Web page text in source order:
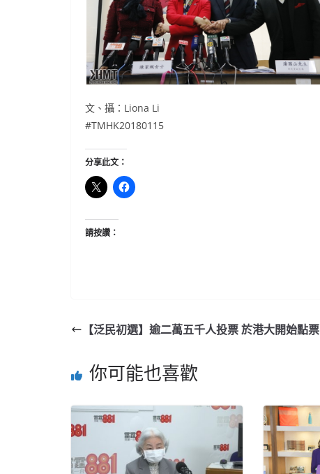
文、攝：Liona Li
#TMHK20180115
分享此文：
請按讚：
【泛民初選】逾二萬五千人投票 於港大開始點票
你可能也喜歡